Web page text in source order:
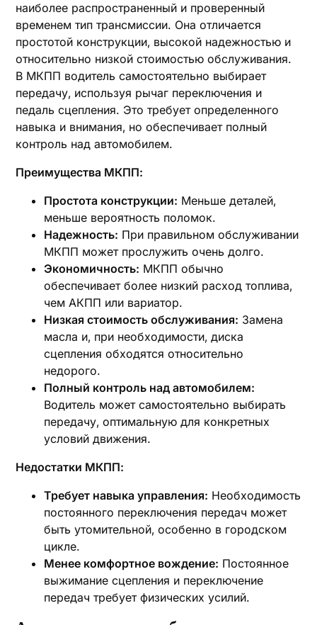
наиболее распространенный и проверенный
временем тип трансмиссии. Она отличается
простотой конструкции‚ высокой надежностью и
относительно низкой стоимостью обслуживания.
В МКПП водитель самостоятельно выбирает
передачу‚ используя рычаг переключения и
педаль сцепления. Это требует определенного
навыка и внимания‚ но обеспечивает полный
контроль над автомобилем.
Преимущества МКПП:
Простота конструкции: Меньше деталей‚
меньше вероятность поломок.
Надежность: При правильном обслуживании
МКПП может прослужить очень долго.
Экономичность: МКПП обычно
обеспечивает более низкий расход топлива‚
чем АКПП или вариатор.
Низкая стоимость обслуживания: Замена
масла и‚ при необходимости‚ диска
сцепления обходятся относительно
недорого.
Полный контроль над автомобилем:
Водитель может самостоятельно выбирать
передачу‚ оптимальную для конкретных
условий движения.
Недостатки МКПП:
Требует навыка управления: Необходимость
постоянного переключения передач может
быть утомительной‚ особенно в городском
цикле.
Менее комфортное вождение: Постоянное
выжимание сцепления и переключение
передач требует физических усилий.